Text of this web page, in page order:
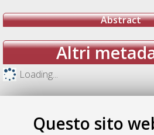
Questo sito
Abstract
Altri
Loading...